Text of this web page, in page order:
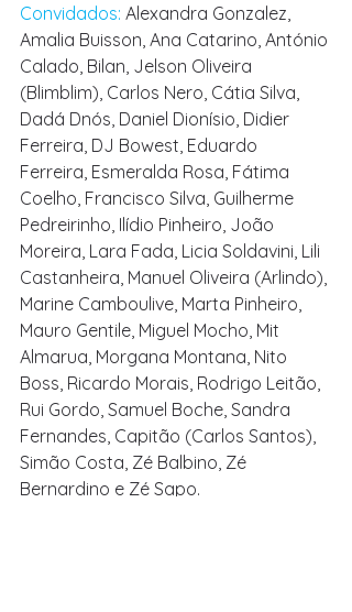
Convidados: Alexandra Gonzalez,
Amalia Buisson, Ana Catarino, António
Calado, Bilan, Jelson Oliveira
(Blimblim), Carlos Nero, Cátia Silva,
Dadá Dnós, Daniel Dionísio, Didier
Ferreira, DJ Bowest, Eduardo
Ferreira, Esmeralda Rosa, Fátima
Coelho, Francisco Silva, Guilherme
Pedreirinho, Ilídio Pinheiro, João
Moreira, Lara Fada, Licia Soldavini, Lili
Castanheira, Manuel Oliveira (Arlindo),
Marine Camboulive, Marta Pinheiro,
Mauro Gentile, Miguel Mocho, Mit
Almarua, Morgana Montana, Nito
Boss, Ricardo Morais, Rodrigo Leitão,
Rui Gordo, Samuel Boche, Sandra
Fernandes, Capitão (Carlos Santos),
Simão Costa, Zé Balbino, Zé
Bernardino e Zé Sapo.